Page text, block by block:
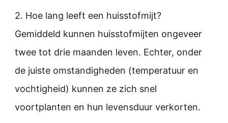
2. Hoe lang leeft een huisstofmijt?
Gemiddeld kunnen huisstofmijten ongeveer
twee tot drie maanden leven. Echter, onder
de juiste omstandigheden (temperatuur en
vochtigheid) kunnen ze zich snel
voortplanten en hun levensduur verkorten.